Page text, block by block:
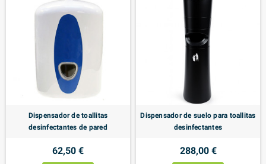
Dispensador de toallitas
desinfectantes de pared
62,50 €
Dispensador de suelo para toallitas
desinfectantes
288,00 €